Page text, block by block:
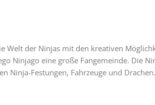
Welt der Ninjas mit den kreativen
Ninjago eine große Fangemeinde. Die
Ninja-Festungen, Fahrzeuge und Drachen.